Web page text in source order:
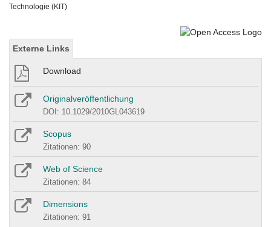
Technologie (KIT)
Externe Links
Download
Originalveröffentlichung
DOI: 10.1029/2010GL043619
Scopus
Zitationen: 90
Web of Science
Zitationen: 84
Dimensions
Zitationen: 91